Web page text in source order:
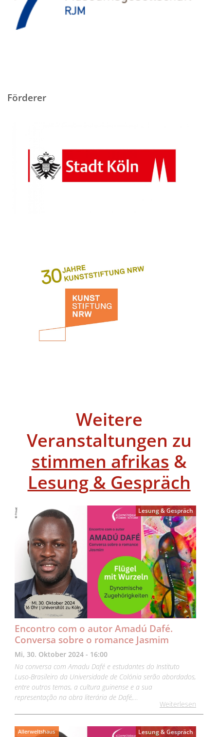
Förderer
Weitere
Veranstaltungen zu
stimmen afrikas &
Lesung & Gespräch
Lesung & Gespräch
Encontro com o autor Amadú Dafé.
Conversa sobre o romance Jasmim
Mi, 30. Oktober 2024 - 16:00
Na conversa com Amadu Dafé e estudantes do Instituto
Luso-Brasileiro da Universidade de Colónia serão abordados,
entre outros temas, a cultura guinense e a sua
representação na obra literária de Dafé,…
Weiterlesen
Allerweltshaus
Lesung & Gespräch